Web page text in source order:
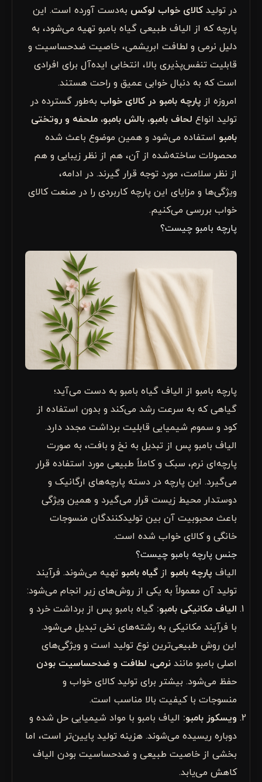
در تولید کالای خواب لوکس به‌دست آورده است. این
پارچه که از الیاف طبیعی گیاه بامبو تهیه می‌شود، به
دلیل نرمی و لطافت ابریشمی، خاصیت ضدحساسیت و
قابلیت تنفس‌پذیری بالا، انتخابی ایده‌آل برای افرادی
است که به دنبال خوابی عمیق و راحت هستند.
امروزه از پارچه بامبو در کالای خواب به‌طور گسترده در
تولید انواع لحاف بامبو، بالش بامبو، ملحفه و روتختی
بامبو استفاده می‌شود و همین موضوع باعث شده
محصولات ساخته‌شده از آن، هم از نظر زیبایی و هم
از نظر سلامت، مورد توجه قرار گیرند. در ادامه،
ویژگی‌ها و مزایای این پارچه کاربردی را در صنعت کالای
خواب بررسی می‌کنیم.
پارچه بامبو چیست؟
پارچه بامبو از الیاف گیاه بامبو به دست می‌آید؛
گیاهی که به سرعت رشد می‌کند و بدون استفاده از
کود و سموم شیمیایی قابلیت برداشت مجدد دارد.
الیاف بامبو پس از تبدیل به نخ و بافت، به صورت
پارچه‌ای نرم، سبک و کاملاً طبیعی مورد استفاده قرار
می‌گیرد. این پارچه در دسته پارچه‌های ارگانیک و
دوستدار محیط زیست قرار می‌گیرد و همین ویژگی
باعث محبوبیت آن بین تولیدکنندگان منسوجات
خانگی و کالای خواب شده است.
جنس پارچه بامبو چیست؟
الیاف پارچه بامبو از گیاه بامبو تهیه می‌شوند. فرآیند
تولید آن معمولاً به یکی از روش‌های زیر انجام می‌شود:
الیاف مکانیکی بامبو: گیاه بامبو پس از برداشت خرد و
با فرآیند مکانیکی به رشته‌های نخی تبدیل می‌شود.
این روش طبیعی‌ترین نوع تولید است و ویژگی‌های
اصلی بامبو مانند نرمی، لطافت و ضدحساسیت بودن
حفظ می‌شود. بیشتر برای تولید کالای خواب و
منسوجات با کیفیت بالا مناسب است.
ویسکوز بامبو: الیاف بامبو با مواد شیمیایی حل شده و
دوباره ریسیده می‌شوند. هزینه تولید پایین‌تر است، اما
بخشی از خاصیت طبیعی و ضدحساسیت بودن الیاف
کاهش می‌یابد.